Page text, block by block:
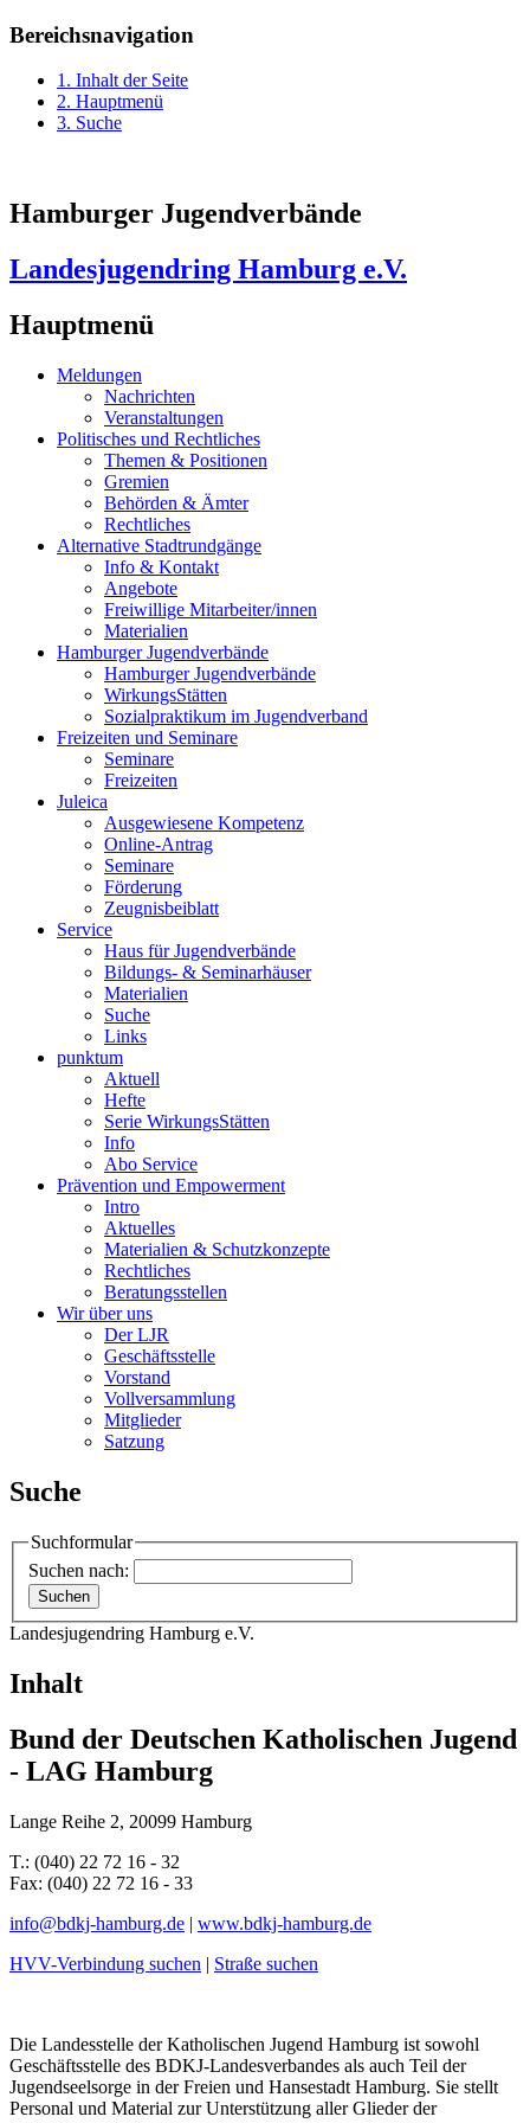
Bereichsnavigation
1. Inhalt der Seite
2. Hauptmenü
3. Suche
Hamburger Jugendverbände
Landesjugendring Hamburg e.V.
Hauptmenü
Meldungen
Nachrichten
Veranstaltungen
Politisches und Rechtliches
Themen & Positionen
Gremien
Behörden & Ämter
Rechtliches
Alternative Stadtrundgänge
Info & Kontakt
Angebote
Freiwillige Mitarbeiter/innen
Materialien
Hamburger Jugendverbände
Hamburger Jugendverbände
WirkungsStätten
Sozialpraktikum im Jugendverband
Freizeiten und Seminare
Seminare
Freizeiten
Juleica
Ausgewiesene Kompetenz
Online-Antrag
Seminare
Förderung
Zeugnisbeiblatt
Service
Haus für Jugendverbände
Bildungs- & Seminarhäuser
Materialien
Suche
Links
punktum
Aktuell
Hefte
Serie WirkungsStätten
Info
Abo Service
Prävention und Empowerment
Intro
Aktuelles
Materialien & Schutzkonzepte
Rechtliches
Beratungsstellen
Wir über uns
Der LJR
Geschäftsstelle
Vorstand
Vollversammlung
Mitglieder
Satzung
Suche
Suchformular
Suchen nach:
Landesjugendring Hamburg e.V.
Inhalt
Bund der Deutschen Katholischen Jugend
- LAG Hamburg
Lange Reihe 2, 20099 Hamburg
T.: (040) 22 72 16 - 32
Fax: (040) 22 72 16 - 33
info@bdkj-hamburg.de | www.bdkj-hamburg.de
HVV-Verbindung suchen | Straße suchen
Die Landesstelle der Katholischen Jugend Hamburg ist sowohl
Geschäftsstelle des BDKJ-Landesverbandes als auch Teil der
Jugendseelsorge in der Freien und Hansestadt Hamburg. Sie stellt
Personal und Material zur Unterstützung aller Glieder der